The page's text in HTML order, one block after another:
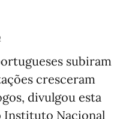
subiram
cresceram
divulgou esta
Instituto Nacional